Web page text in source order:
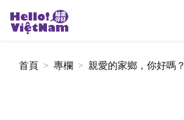
首頁 專欄 親愛的家鄉，你好嗎？